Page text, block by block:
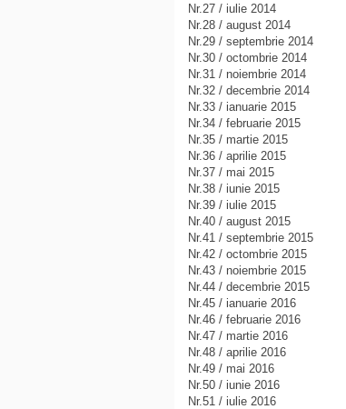
Nr.27 / iulie 2014
Nr.28 / august 2014
Nr.29 / septembrie 2014
Nr.30 / octombrie 2014
Nr.31 / noiembrie 2014
Nr.32 / decembrie 2014
Nr.33 / ianuarie 2015
Nr.34 / februarie 2015
Nr.35 / martie 2015
Nr.36 / aprilie 2015
Nr.37 / mai 2015
Nr.38 / iunie 2015
Nr.39 / iulie 2015
Nr.40 / august 2015
Nr.41 / septembrie 2015
Nr.42 / octombrie 2015
Nr.43 / noiembrie 2015
Nr.44 / decembrie 2015
Nr.45 / ianuarie 2016
Nr.46 / februarie 2016
Nr.47 / martie 2016
Nr.48 / aprilie 2016
Nr.49 / mai 2016
Nr.50 / iunie 2016
Nr.51 / iulie 2016